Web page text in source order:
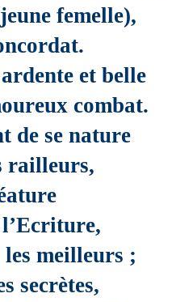
femelle),
et belle
combat.
de se nature
railleurs,
meilleurs ;
secrètes,